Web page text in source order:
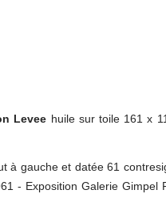
Levee huile sur toile 161 x
à gauche et datée 61
- Exposition Galerie Gimpel